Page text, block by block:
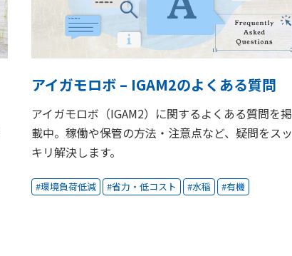
アイガモロボ – IGAM2のよくある質問
アイガモロボ（IGAM2）に関するよくある質問を掲
載中。稼働や保管の方法・注意点など、疑問をスッ
キリ解決します。
環境負荷低減 省力・低コスト 水稲 有機